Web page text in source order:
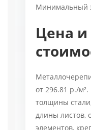
Минимальный
Цена
от 296.81 р./
толщины
длины листов,
элементов,